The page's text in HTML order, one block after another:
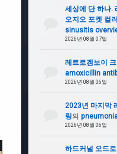
세상에 단 하나.
오지오 포켓 컬
sinusitis
2026년 08월 07일
레트로겜보이
amoxicillin
2026년 08월 06일
2023년 마지막
링의
2026년 08월 06일
하드커널 오드